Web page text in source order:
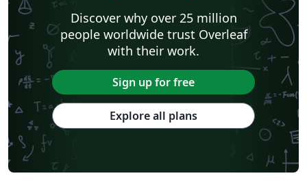
Discover why over 25 million
people worldwide trust Overleaf
with their work.
Sign up for free
Explore all plans